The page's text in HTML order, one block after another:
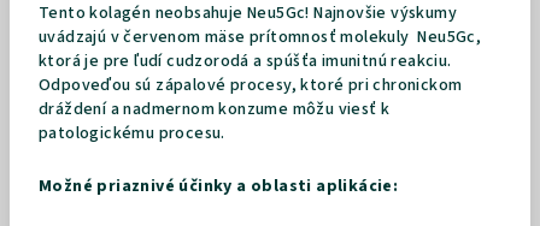
Tento kolagén neobsahuje Neu5Gc!Najnovšie výskumy
uvádzajú v červenom mäse prítomnosť molekuly Neu5Gc,
ktorá je pre ľudí cudzorodá a spúšťa imunitnú reakciu.
Odpoveďou sú zápalové procesy, ktoré pri chronickom
dráždení a nadmernom konzume môžu viesť k
patologickému procesu.
Možné priaznivé účinky a oblasti aplikácie: